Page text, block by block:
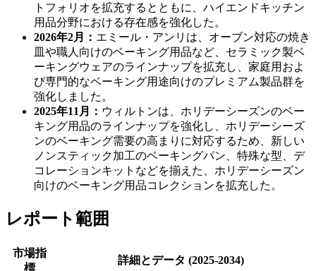
トフォリオを拡充するとともに、ハイエンドキッチン
用品分野における存在感を強化した。
2026年2月： エミール・アンリは、オーブン対応の焼き
皿や職人向けのベーキング用品など、セラミック製ベ
ーキングウェアのラインナップを拡充し、家庭用およ
び専門的なベーキング用途向けのプレミアム製品群を
強化しました。
2025年11月： ウィルトンは、ホリデーシーズンのベー
キング用品のラインナップを強化し、ホリデーシーズ
ンのベーキング需要の高まりに対応するため、新しい
ノンスティック加工のベーキングパン、特殊な型、デ
コレーションキットなどを揃えた、ホリデーシーズン
向けのベーキング用品コレクションを拡充した。
レポート範囲
市場指
標
詳細とデータ (2025-2034)